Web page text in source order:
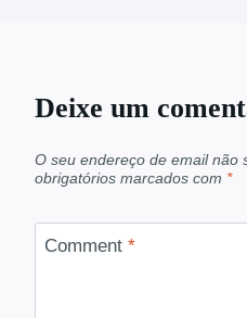
Deixe um
O seu endereço de email não
obrigatórios marcados com *
Comment *